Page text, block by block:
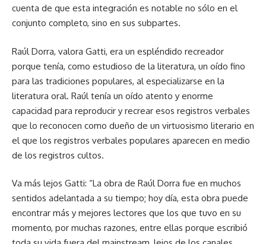
cuenta de que esta integración es notable no sólo en el
conjunto completo, sino en sus subpartes.
Raúl Dorra, valora Gatti, era un espléndido recreador
porque tenía, como estudioso de la literatura, un oído fino
para las tradiciones populares, al especializarse en la
literatura oral. Raúl tenía un oído atento y enorme
capacidad para reproducir y recrear esos registros verbales
que lo reconocen como dueño de un virtuosismo literario en
el que los registros verbales populares aparecen en medio
de los registros cultos.
Va más lejos Gatti: “La obra de Raúl Dorra fue en muchos
sentidos adelantada a su tiempo; hoy día, esta obra puede
encontrar más y mejores lectores que los que tuvo en su
momento, por muchas razones, entre ellas porque escribió